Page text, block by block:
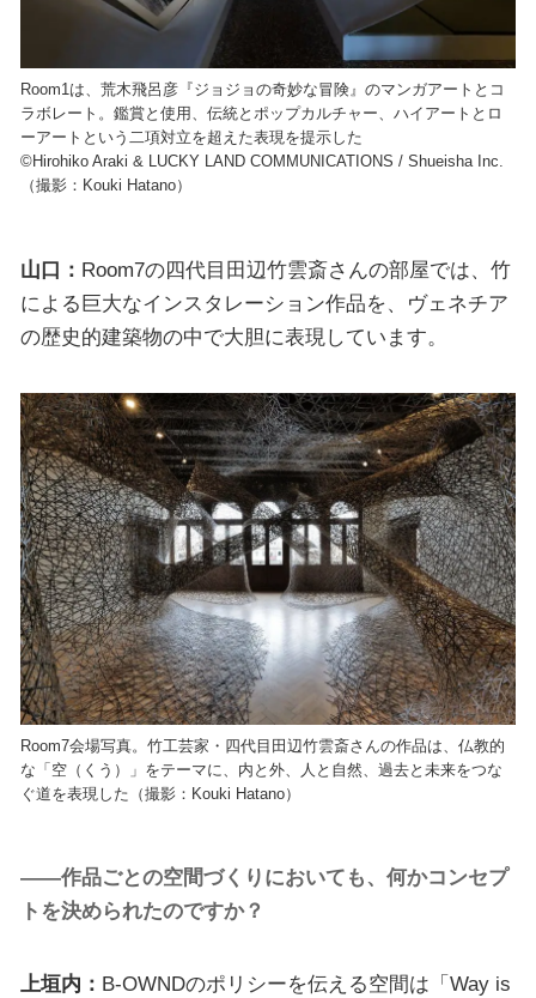
Room1は、荒木飛呂彦『ジョジョの奇妙な冒険』のマンガアートとコ
ラボレート。鑑賞と使用、伝統とポップカルチャー、ハイアートとロ
ーアートという二項対立を超えた表現を提示した
©Hirohiko Araki & LUCKY LAND COMMUNICATIONS / Shueisha Inc.
（撮影：Kouki Hatano）
山口： Room7の四代目田辺竹雲斎さんの部屋では、竹
による巨大なインスタレーション作品を、ヴェネチア
の歴史的建築物の中で大胆に表現しています。
Room7会場写真。竹工芸家・四代目田辺竹雲斎さんの作品は、仏教的
な「空（くう）」をテーマに、内と外、人と自然、過去と未来をつな
ぐ道を表現した（撮影：Kouki Hatano）
――作品ごとの空間づくりにおいても、何かコンセプ
トを決められたのですか？
上垣内： B-OWNDのポリシーを伝える空間は「Way is